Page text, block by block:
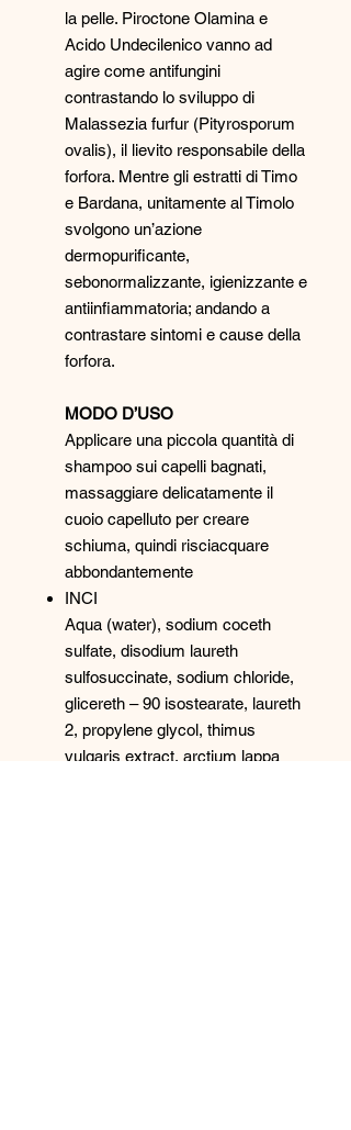
la pelle. Piroctone Olamina e
Acido Undecilenico vanno ad
agire come antifungini
contrastando lo sviluppo di
Malassezia furfur (Pityrosporum
ovalis), il lievito responsabile della
forfora. Mentre gli estratti di Timo
e Bardana, unitamente al Timolo
svolgono un’azione
dermopurificante,
sebonormalizzante, igienizzante e
antiinfiammatoria; andando a
contrastare sintomi e cause della
forfora.
MODO D’USO
Applicare una piccola quantità di
shampoo sui capelli bagnati,
massaggiare delicatamente il
cuoio capelluto per creare
schiuma, quindi risciacquare
abbondantemente
INCI
Aqua (water), sodium coceth
sulfate, disodium laureth
sulfosuccinate, sodium chloride,
glicereth – 90 isostearate, laureth
2, propylene glycol, thimus
vulgaris extract, arctium lappa